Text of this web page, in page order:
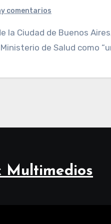
comentarios
de Salud como
Multimedios